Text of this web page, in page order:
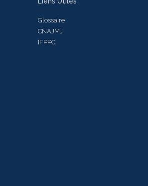
Glossaire
CNAJMJ
IFPPC